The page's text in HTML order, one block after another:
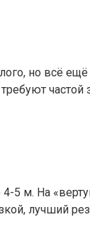
но всё ещё
частой
5 м. На
лучший